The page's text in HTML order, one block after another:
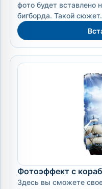
фото будет вставлено
бигборда. Такой
Фотоэффект с
Здесь вы сможете